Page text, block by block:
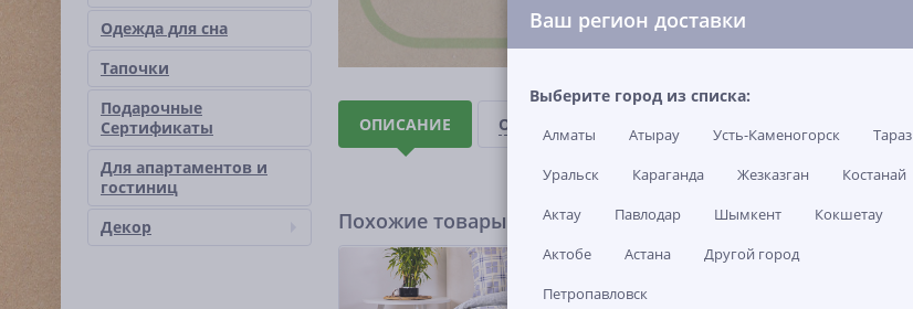
Одежда для сна
Тапочки
Подарочные
Сертификаты
Для апартаментов и
гостиниц
Декор
ОПИСАНИЕ ОТЗЫВЫ И ВОПРОСЫ
Похожие товары
Ваш регион доставки
Выберите город из списка:
Алматы Атырау Усть-Каменогорск
Тараз
Уральск
Караганда Жезказган
Костанай
Актау
Павлодар Шымкент
Кокшетау
Актобе
Астана
Другой город
Петропавловск